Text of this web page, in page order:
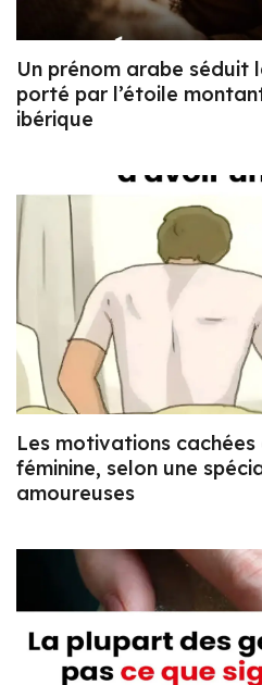
Un prénom arabe séduit
porté par l’étoile
ibérique
Les motivations
féminine, selon une
amoureuses